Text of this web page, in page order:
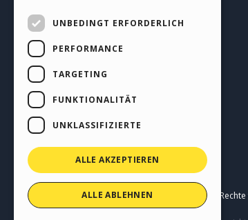
HELP CENTER
Anleitungen
Websites von Nutzern
Copyright © 2026Incomedia s.r.l. Alle
UNBEDINGT ERFORDERLICH
PERFORMANCE
TARGETING
FUNKTIONALITÄT
UNKLASSIFIZIERTE
ALLE AKZEPTIEREN
ALLE ABLEHNEN